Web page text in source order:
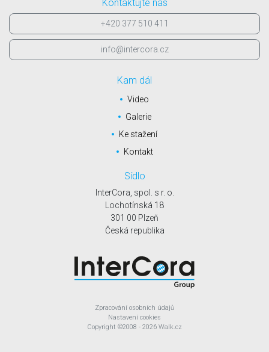
Kontaktujte nás
+420 377 510 411
info@intercora.cz
Kam dál
Video
Galerie
Ke stažení
Kontakt
Sídlo
InterCora, spol. s r. o.
Lochotínská 18
301 00 Plzeň
Česká republika
Zpracování osobních údajů
Nastavení cookies
Copyright ©2008 - 2026 Walk.cz